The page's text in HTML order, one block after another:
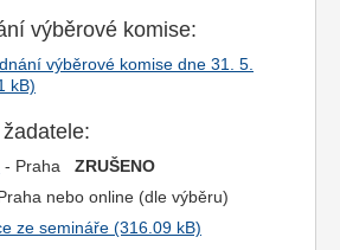
výběrové komise:
výběrové komise dne 31. 5.
- Praha ZRUŠENO
nebo online (dle výběru)
ze semináře